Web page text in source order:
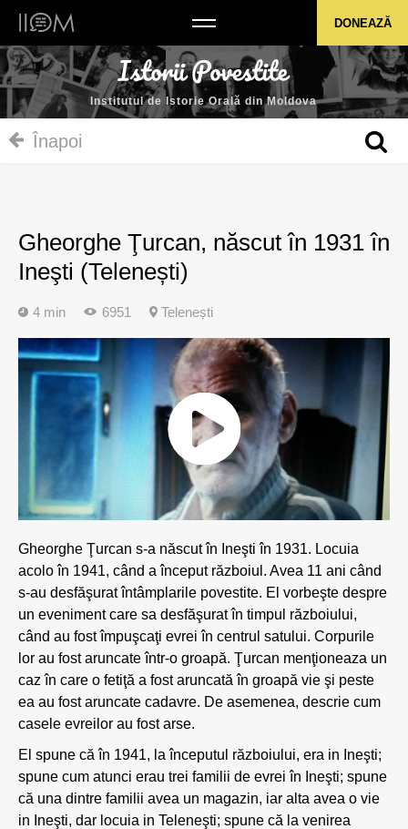
Institutul de Istorie Orală din MoldovaDONEAZĂ
Institutul de Istorie Orală din Moldova
Înapoi
Gheorghe Ţurcan, născut în 1931 în
Ineşti (Telenești)
4 min 6951 Telenești
Gheorghe Ţurcan s-a născut în Ineşti în 1931. Locuia
acolo în 1941, când a început războiul. Avea 11 ani când
s-au desfăşurat întâmplarile povestite. El vorbeşte despre
un eveniment care sa desfăşurat în timpul războiului,
când au fost împuşcaţi evrei în centrul satului. Corpurile
lor au fost aruncate într-o groapă. Ţurcan menţioneaza un
caz în care o fetiţă a fost aruncată în groapă vie şi peste
ea au fost aruncate cadavre. De asemenea, descrie cum
casele evreilor au fost arse.
El spune că în 1941, la începutul războiului, era in Ineşti;
spune cum atunci erau trei familii de evrei în Ineşti; spune
că una dintre familii avea un magazin, iar alta avea o vie
in Ineşti, dar locuia in Teleneşti; spune că la venirea